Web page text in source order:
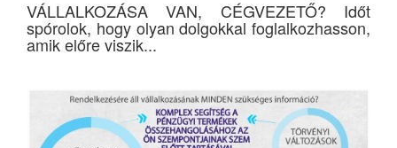
VÁLLALKOZÁSA VAN, CÉGVEZETŐ? Időt
spórolok, hogy olyan dolgokkal foglalkozhasson,
amik előre viszik...